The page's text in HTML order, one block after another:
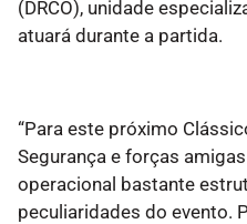
(DRCO), unidade
atuará durante a partida.
“Para este próximo
Segurança e forças
operacional bastante
peculiaridades do evento.